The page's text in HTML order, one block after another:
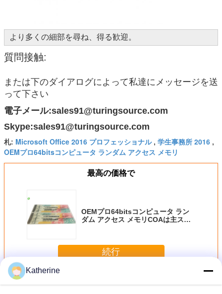
より多くの細部を尋ね、得る歓迎。
質問接触:
または下のダイアログによって私達にメッセージを送
って下さい
電子メール:sales91@turingsource.com
Skype:sales91@turingsource.com
札: Microsoft Office 2016 プロフェッショナル, 学生事務所 2016 ,
OEMプロ64bitsコンピュータ ランダム アクセス メモリ
最高の価格で
OEMプロ64bitsコンピュータ ラン
ダム アクセス メモリCOAは主ステ
続行
多くその他のソフトウェア
Katherine